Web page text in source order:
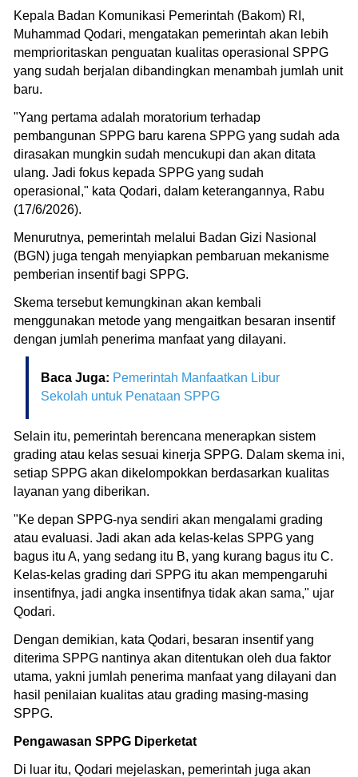
Kepala Badan Komunikasi Pemerintah (Bakom) RI,
Muhammad Qodari, mengatakan pemerintah akan lebih
memprioritaskan penguatan kualitas operasional SPPG
yang sudah berjalan dibandingkan menambah jumlah unit
baru.
"Yang pertama adalah moratorium terhadap
pembangunan SPPG baru karena SPPG yang sudah ada
dirasakan mungkin sudah mencukupi dan akan ditata
ulang. Jadi fokus kepada SPPG yang sudah
operasional," kata Qodari, dalam keterangannya, Rabu
(17/6/2026).
Menurutnya, pemerintah melalui Badan Gizi Nasional
(BGN) juga tengah menyiapkan pembaruan mekanisme
pemberian insentif bagi SPPG.
Skema tersebut kemungkinan akan kembali
menggunakan metode yang mengaitkan besaran insentif
dengan jumlah penerima manfaat yang dilayani.
Baca Juga: Pemerintah Manfaatkan Libur
Sekolah untuk Penataan SPPG
Selain itu, pemerintah berencana menerapkan sistem
grading atau kelas sesuai kinerja SPPG. Dalam skema ini,
setiap SPPG akan dikelompokkan berdasarkan kualitas
layanan yang diberikan.
"Ke depan SPPG-nya sendiri akan mengalami grading
atau evaluasi. Jadi akan ada kelas-kelas SPPG yang
bagus itu A, yang sedang itu B, yang kurang bagus itu C.
Kelas-kelas grading dari SPPG itu akan mempengaruhi
insentifnya, jadi angka insentifnya tidak akan sama," ujar
Qodari.
Dengan demikian, kata Qodari, besaran insentif yang
diterima SPPG nantinya akan ditentukan oleh dua faktor
utama, yakni jumlah penerima manfaat yang dilayani dan
hasil penilaian kualitas atau grading masing-masing
SPPG.
Pengawasan SPPG Diperketat
Di luar itu, Qodari mejelaskan, pemerintah juga akan